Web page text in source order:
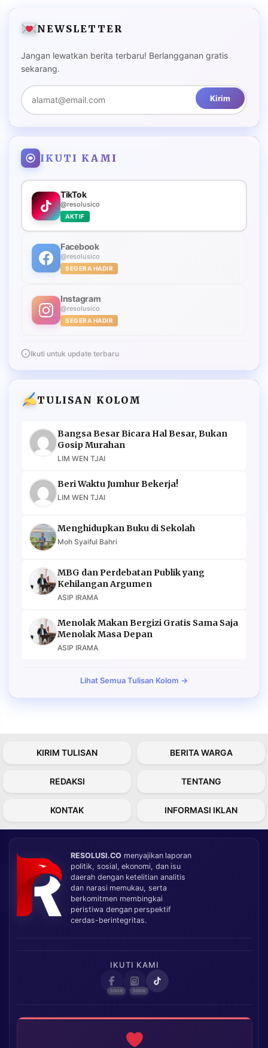
NEWSLETTER
Jangan lewatkan berita terbaru! Berlangganan gratis
sekarang.
Kirim
IKUTI KAMI
TikTok
@resolusico
AKTIF
Facebook
@resolusico
SEGERA HADIR
Instagram
@resolusico
SEGERA HADIR
Ikuti untuk update terbaru
TULISAN KOLOM
Bangsa Besar Bicara Hal Besar, Bukan
Gosip Murahan
LIM WEN TJAI
Beri Waktu Jumhur Bekerja!
LIM WEN TJAI
Menghidupkan Buku di Sekolah
Moh Syaiful Bahri
MBG dan Perdebatan Publik yang
Kehilangan Argumen
ASIP IRAMA
Menolak Makan Bergizi Gratis Sama Saja
Menolak Masa Depan
ASIP IRAMA
Lihat Semua Tulisan Kolom →
KIRIM TULISAN BERITA WARGA
REDAKSI TENTANG
KONTAK INFORMASI IKLAN
RESOLUSI.CO menyajikan laporan
politik, sosial, ekonomi, dan isu
daerah dengan ketelitian analitis
dan narasi memukau, serta
berkomitmen membingkai
peristiwa dengan perspektif
cerdas-berintegritas.
IKUTI KAMI